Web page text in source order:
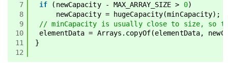
7
8
9
10
11
12
if
(newCapacity - MAX_ARRAY_SIZE > 0)
newCapacity = hugeCapacity(minCapacity);
// minCapacity is usually close to size, so
elementData = Arrays.copyOf(elementData,
}